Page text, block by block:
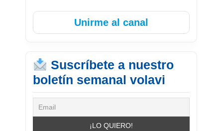
Unirme al canal
Suscríbete a nuestro
boletín semanal volavi